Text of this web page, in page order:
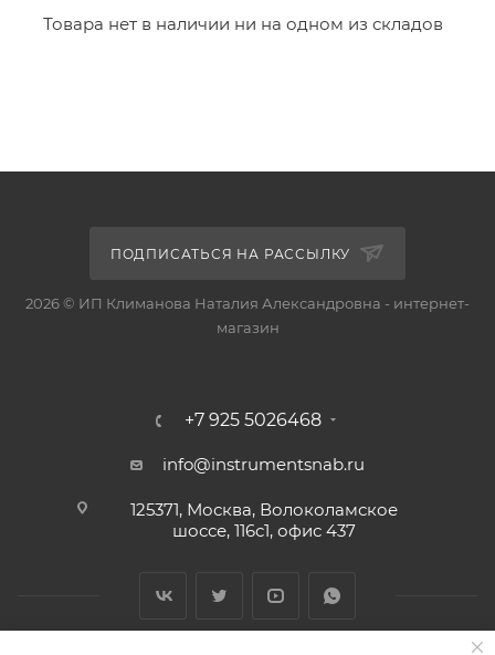
Товара нет в наличии ни на одном из складов
ПОДПИСАТЬСЯ НА РАССЫЛКУ
2026 © ИП Климанова Наталия Александровна - интернет-
магазин
+7 925 5026468
info@instrumentsnab.ru
125371, Москва, Волоколамское
шоссе, 116с1, офис 437